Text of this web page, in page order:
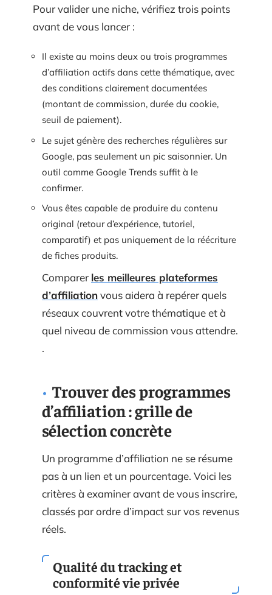
Pour valider une niche, vérifiez trois points
avant de vous lancer :
Il existe au moins deux ou trois programmes
d’affiliation actifs dans cette thématique, avec
des conditions clairement documentées
(montant de commission, durée du cookie,
seuil de paiement).
Le sujet génère des recherches régulières sur
Google, pas seulement un pic saisonnier. Un
outil comme Google Trends suffit à le
confirmer.
Vous êtes capable de produire du contenu
original (retour d’expérience, tutoriel,
comparatif) et pas uniquement de la réécriture
de fiches produits.
Comparer les meilleures plateformes
d’affiliationvous aidera à repérer quels
réseaux couvrent votre thématique et à
quel niveau de commission vous attendre.
.
Trouver des programmes
d’affiliation : grille de
sélection concrète
Un programme d’affiliation ne se résume
pas à un lien et un pourcentage. Voici les
critères à examiner avant de vous inscrire,
classés par ordre d’impact sur vos revenus
réels.
Qualité du tracking et
conformité vie privée